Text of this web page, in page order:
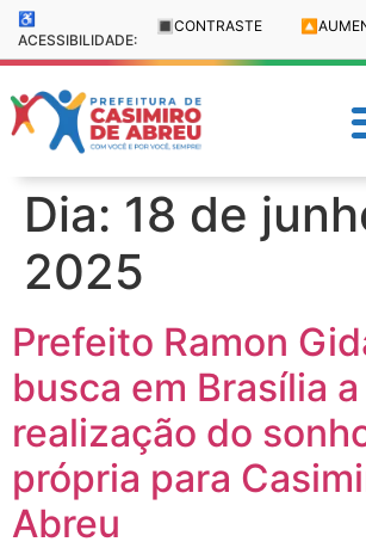
♿
ACESSIBILIDADE:
🔳 CONTRASTE 🔼
Dia: 18 de
2025
Prefeito Ramon
busca em Brasília a
realização do
própria para
Abreu